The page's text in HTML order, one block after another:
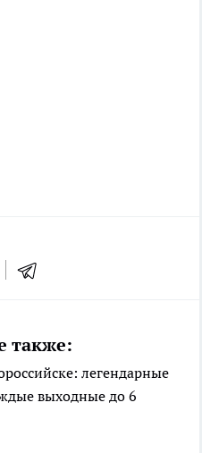
также:
легендарные
выходные до 6